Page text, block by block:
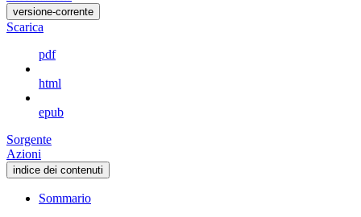
versione-corrente
Scarica
pdf
html
epub
Sorgente
Azioni
indice dei contenuti
Sommario